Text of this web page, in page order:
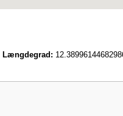
Længdegrad: